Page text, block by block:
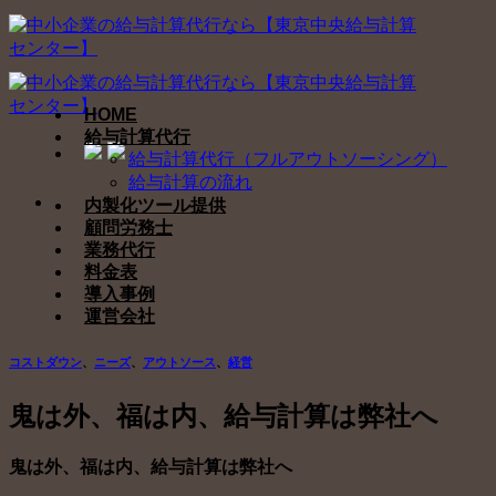
Skip
to
content
HOME
給与計算代行
給与計算代行（フルアウトソーシング）
給与計算の流れ
内製化ツール提供
顧問労務士
業務代行
料金表
導入事例
運営会社
コストダウン ニーズ、 アウトソース 経営
鬼は外、福は内、給与計算は弊社へ
鬼は外、福は内、給与計算は弊社へ